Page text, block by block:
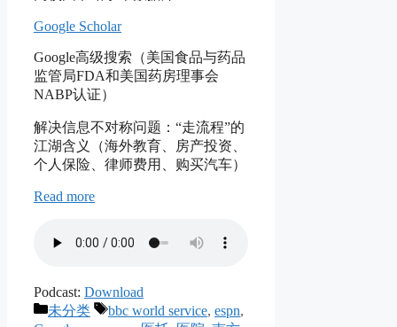
Google Scholar
Google高级搜索（美国食品与药品
监管局FDA和美国药房理事会
NABP认证）
解决信息不对称问题：“走流程”的
江湖含义（海外教育、房产投资、
个人保险、律师费用、购买汽车）
Read more
Podcast: Download
Categories
未分类 Tags
bbc world service, espn,